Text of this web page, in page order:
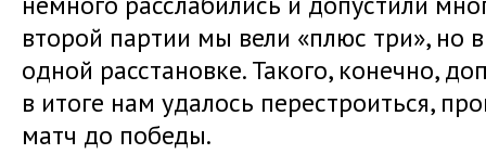
второй партии мы вели «плюс три», но
одной расстановке. Такого, конечно,
в итоге нам удалось перестроиться,
матч до победы.